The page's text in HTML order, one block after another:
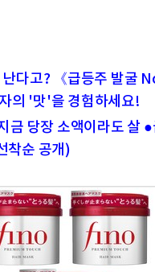
난다고? 《급등주 발굴
의 '맛'을 경험하세요!
당장 소액이라도 살 ●
착순 공개)